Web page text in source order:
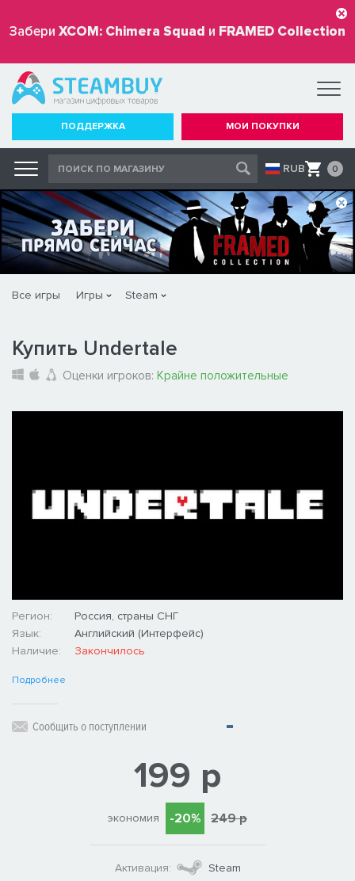
Забери XCOM: Chimera Squad и FRAMED Collection
бесплатно
ПОДДЕРЖКА МОИ ПОКУПКИ
RUB 0
Все игры Игры Steam
Купить Undertale
Оценки игроков: Крайне положительные
Регион:
Россия, страны СНГ
Язык:
Английский (Интерфейс)
Наличие:
Закончилось
Подробнее
Сообщить о поступлении
199 р
экономия -20% 249 р
Активация:
Steam